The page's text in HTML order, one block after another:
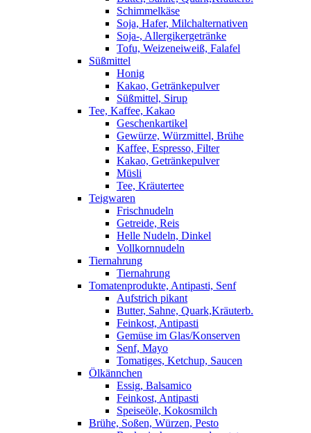
Schimmelkäse
Soja, Hafer, Milchalternativen
Soja-, Allergikergetränke
Tofu, Weizeneiweiß, Falafel
Süßmittel
Honig
Kakao, Getränkepulver
Süßmittel, Sirup
Tee, Kaffee, Kakao
Geschenkartikel
Gewürze, Würzmittel, Brühe
Kaffee, Espresso, Filter
Kakao, Getränkepulver
Müsli
Tee, Kräutertee
Teigwaren
Frischnudeln
Getreide, Reis
Helle Nudeln, Dinkel
Vollkornnudeln
Tiernahrung
Tiernahrung
Tomatenprodukte, Antipasti, Senf
Aufstrich pikant
Butter, Sahne, Quark,Kräuterb.
Feinkost, Antipasti
Gemüse im Glas/Konserven
Senf, Mayo
Tomatiges, Ketchup, Saucen
Ölkännchen
Essig, Balsamico
Feinkost, Antipasti
Speiseöle, Kokosmilch
Brühe, Soßen, Würzen, Pesto